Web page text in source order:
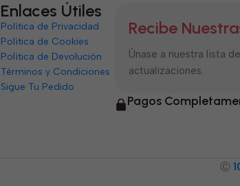
Enlaces Útiles
Política de Privacidad
Política de Cookies
Política de Devolución
Términos y Condiciones
Sigue Tu Pedido
Recibe
Únase a nuestra lista
actualizaciones.
Pagos
Ⓒ